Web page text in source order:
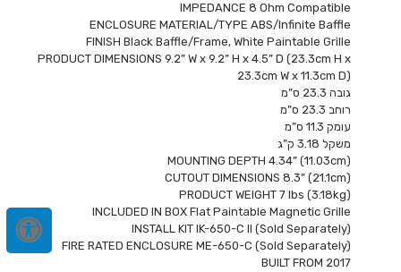
IMPEDANCE 8 Ohm Compatible
ENCLOSURE MATERIAL/TYPE ABS/Infinite Baffle
FINISH Black Baffle/Frame, White Paintable Grille
PRODUCT DIMENSIONS 9.2” W x 9.2” H x 4.5” D (23.3cm H x
23.3cm W x 11.3cm D)
גובה 23.3 ס”מ
רוחב 23.3 ס”מ
עומק 11.3 ס”מ
משקל 3.18 ק”ג
MOUNTING DEPTH 4.34” (11.03cm)
CUTOUT DIMENSIONS 8.3” (21.1cm)
PRODUCT WEIGHT 7 lbs (3.18kg)
INCLUDED IN BOX Flat Paintable Magnetic Grille
INSTALL KIT IK-650-C II (Sold Separately)
FIRE RATED ENCLOSURE ME-650-C (Sold Separately)
BUILT FROM 2017